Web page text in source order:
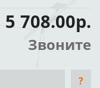
5 708.00р.
Звоните
?